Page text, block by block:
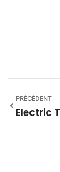
PRÉCÉDENT
Electric